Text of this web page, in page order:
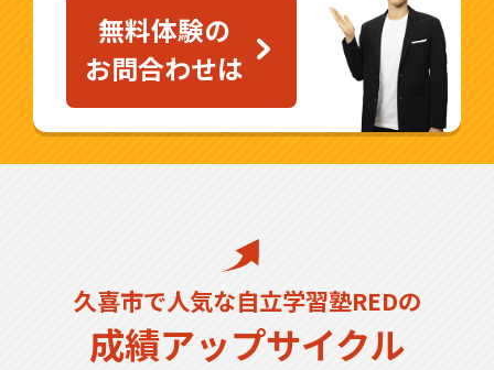
無料体験の
お問合わせは
久喜市で人気な自立学習塾REDの
成績アップサイクル